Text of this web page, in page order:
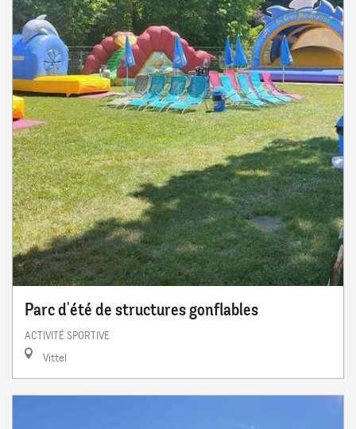
Parc d'été de structures gonflables
ACTIVITÉ SPORTIVE
Vittel